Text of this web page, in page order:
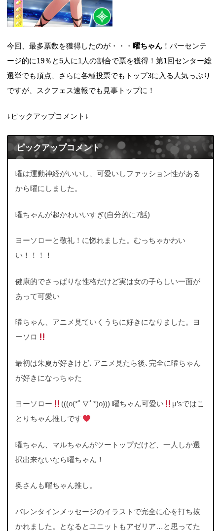
今回、最多票数を獲得したのが・・・曜ちゃん ！パーセンテ
ージ的に19％と5人に1人の割合で票を獲得！第1回センター総
選挙でも頂点、さらに各種投票でもトップ3に入る人気っぷり
ですが、スクフェス速報でも見事トップに！
↓ピックアップコメント↓
ピックアップコメント
曜は運動神経がいいし、可愛いしファッション性がある
から曜にしました。
曜ちゃんが超かわいいすぎ(自分的に7話)
ヨーソローと敬礼！に惚れました。むっちゃかわい
い！！！！
健康的でさっぱりな性格だけど実は女の子らしい一面が
あって可愛い
曜ちゃん、アニメ見ていくうちに好きになりました。ヨ
ーソロ
最初は朱夏が好きけど､アニメ見たら後､完全に曜ちゃん
が好きになっちゃた
ヨーソロー (((o(*ﾟ▽ﾟ*)o))) 曜ちゃん可愛い
μ’sではこ
とりちゃん推しです
曜ちゃん、マルちゃんがツートップだけど、一人しか選
択出来ないなら曜ちゃん！
奥さんも曜ちゃん推し。
バレンタインメッセージのイラストで完全に心を打ち抜
かれました。となるとユニットもアゼリア…と思ってた